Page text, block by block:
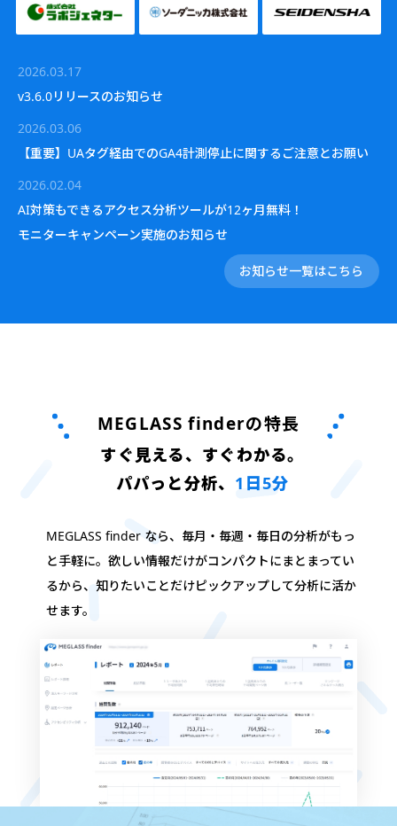
2026.03.17
v3.6.0リリースのお知らせ
2026.03.06
【重要】UAタグ経由でのGA4計測停止に関するご注意とお願い
2026.02.04
AI対策もできるアクセス分析ツールが12ヶ月無料！
モニターキャンペーン実施のお知らせ
お知らせ一覧はこちら
MEGLASS finderの特長
すぐ見える、すぐわかる。
パパっと分析、 1日5分
MEGLASS finder なら、毎月・毎週・毎日の分析がもっ
と手軽に。 欲しい情報だけがコンパクトにまとまってい
るから、 知りたいことだけピックアップして分析に活か
せます。